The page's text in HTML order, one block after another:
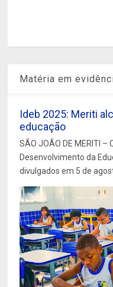
Matéria em
Ideb 2025: Meriti
educação
SÃO JOÃO DE MERITI
Desenvolvimento da
divulgados em 5 de